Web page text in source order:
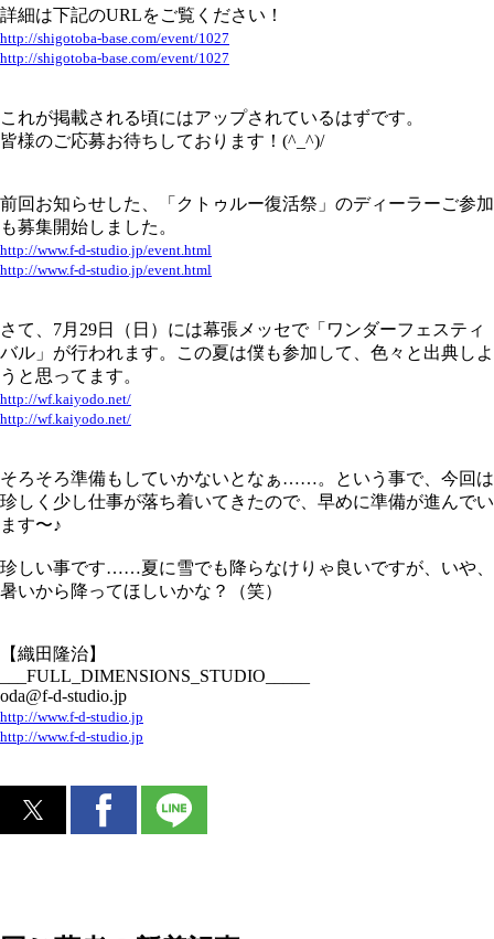
詳細は下記のURLをご覧ください！
http://shigotoba-base.com/event/1027
http://shigotoba-base.com/event/1027
これが掲載される頃にはアップされているはずです。
皆様のご応募お待ちしております！(^_^)/
前回お知らせした、「クトゥルー復活祭」のディーラーご参加
も募集開始しました。
http://www.f-d-studio.jp/event.html
http://www.f-d-studio.jp/event.html
さて、7月29日（日）には幕張メッセで「ワンダーフェスティ
バル」が行われます。この夏は僕も参加して、色々と出典しよ
うと思ってます。
http://wf.kaiyodo.net/
http://wf.kaiyodo.net/
そろそろ準備もしていかないとなぁ……。という事で、今回は
珍しく少し仕事が落ち着いてきたので、早めに準備が進んでい
ます〜♪
珍しい事です……夏に雪でも降らなけりゃ良いですが、いや、
暑いから降ってほしいかな？（笑）
【織田隆治】
___FULL_DIMENSIONS_STUDIO_____
oda@f-d-studio.jp
http://www.f-d-studio.jp
http://www.f-d-studio.jp